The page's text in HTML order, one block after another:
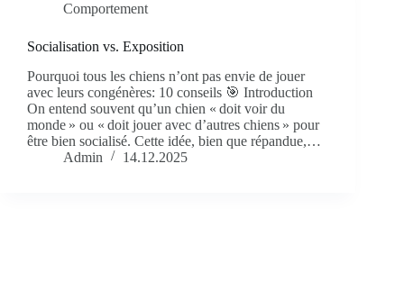
Comportement
Socialisation vs. Exposition
Pourquoi tous les chiens n’ont pas envie de jouer
avec leurs congénères: 10 conseils 🎯 Introduction
On entend souvent qu’un chien « doit voir du
monde » ou « doit jouer avec d’autres chiens » pour
être bien socialisé. Cette idée, bien que répandue,…
Admin
14.12.2025